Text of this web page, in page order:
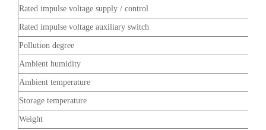
Rated impulse voltage supply / control
Rated impulse voltage auxiliary switch
Pollution degree
Ambient humidity
Ambient temperature
Storage temperature
Weight